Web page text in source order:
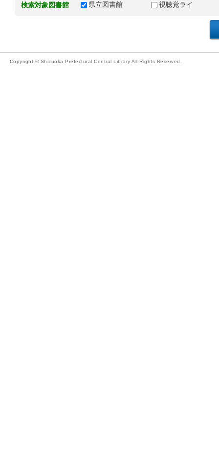
検索対象図書館 県立図書館 視聴覚ライ
Copyright © Shizuoka Prefectural Central Library All Rights Reserved.